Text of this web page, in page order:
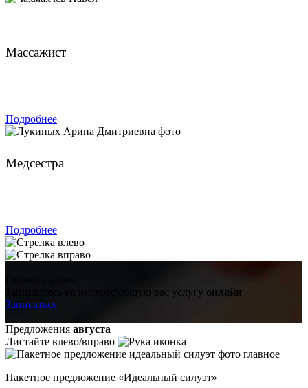
Массажист
Подробнее
Медсестра
Подробнее
Запишитесь на интересующую вас услугу онлайн
Записаться
Предложения августа
Листайте влево/вправо
Пакетное предложение «Идеальный силуэт»